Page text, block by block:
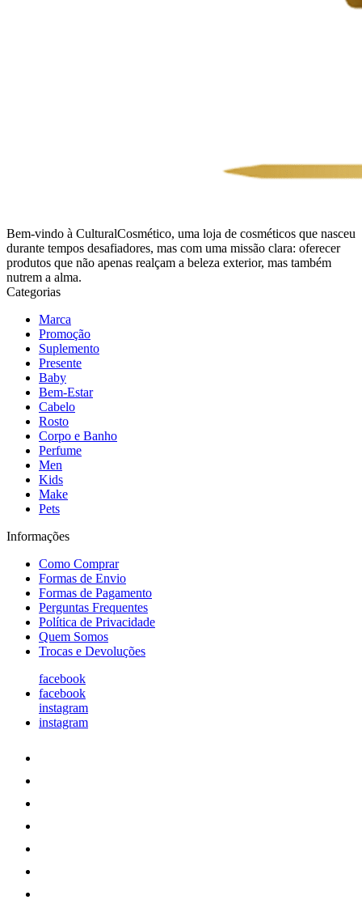
Bem-vindo à CulturalCosmético, uma loja de cosméticos que nasceu
durante tempos desafiadores, mas com uma missão clara: oferecer
produtos que não apenas realçam a beleza exterior, mas também
nutrem a alma.
Categorias
Marca
Promoção
Suplemento
Presente
Baby
Bem-Estar
Cabelo
Rosto
Corpo e Banho
Perfume
Men
Kids
Make
Pets
Informações
Como Comprar
Formas de Envio
Formas de Pagamento
Perguntas Frequentes
Política de Privacidade
Quem Somos
Trocas e Devoluções
facebook
facebook
instagram
instagram